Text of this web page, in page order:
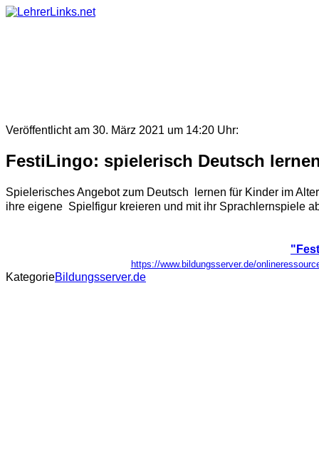
Skip
Veröffentlicht am 30. März 2021 um 14:20 Uhr:
FestiLingo: spielerisch Deutsch
Spielerisches Angebot zum Deutsch lernen für Kinder im
ihre eigene Spielfigur kreieren und mit ihr Sprachlernspiele
https://www.bildungsserver.de/
KategorieBildungsserver.de